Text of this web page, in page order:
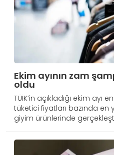
Ekim ayının zam
oldu
TÜİK’in açıkladığı ekim ayı
tüketici fiyatları bazında en
giyim ürünlerinde